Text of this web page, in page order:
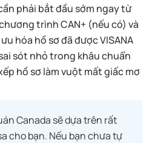
phải bắt đầu sớm ngay từ
trình CAN+ (nếu có) và
hóa hồ sơ đã được VISANA
sót nhỏ trong khâu chuẩn
hồ sơ làm vuột mất giấc mơ
Canada sẽ dựa trên rất
cho bạn. Nếu bạn chưa tự